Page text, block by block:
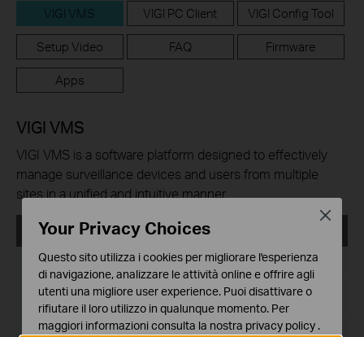
VIGI VMS VIGI PC Client VIGI Config Tool
Setup Video FAQ Firmware
Apps
VIGI VMS
VIGI VMS is a software platform designed to effectively
manage surveillance devices and users from multiple
sites in a unified and intuitive manner.
VIGI VMS_1.5.56_32bits
Data di pubblicazione:2024-08-08
Lingua: Multi-language
Dimensioni file:522.36 MB
Your Privacy Choices
Questo sito utilizza i cookies per migliorare l'esperienza
di navigazione, analizzare le attività online e offrire agli
utenti una migliore user experience. Puoi disattivare o
rifiutare il loro utilizzo in qualunque momento. Per
maggiori informazioni consulta la nostra privacy policy .
Close